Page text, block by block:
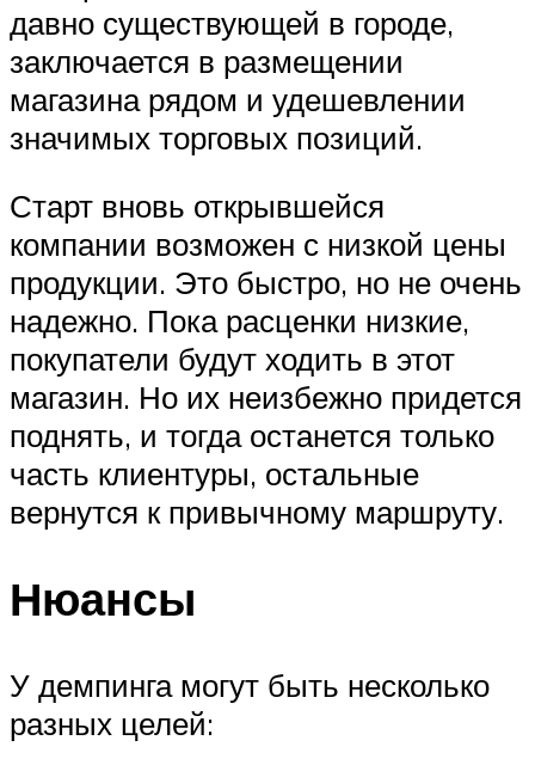
давно существующей в городе,
заключается в размещении
магазина рядом и удешевлении
значимых торговых позиций.
Старт вновь открывшейся
компании возможен с низкой цены
продукции. Это быстро, но не очень
надежно. Пока расценки низкие,
покупатели будут ходить в этот
магазин. Но их неизбежно придется
поднять, и тогда останется только
часть клиентуры, остальные
вернутся к привычному маршруту.
Нюансы
У демпинга могут быть несколько
разных целей: